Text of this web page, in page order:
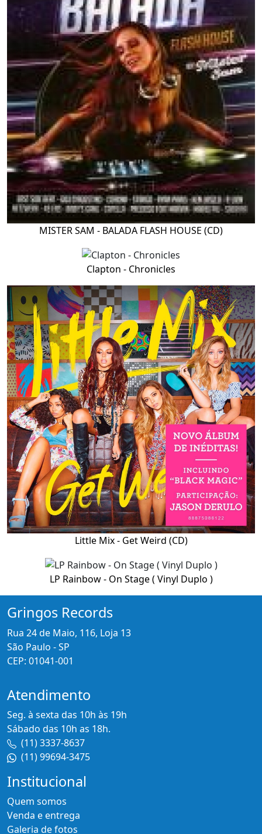
MISTER SAM - BALADA FLASH HOUSE (CD)
Clapton - Chronicles
Little Mix - Get Weird (CD)
LP Rainbow - On Stage ( Vinyl Duplo )
Gringos Records
Rua 24 de Maio, 116, Loja 13
São Paulo - SP
CEP: 01041-001
Atendimento
Seg. à sexta das 10h às 19h
Sábado das 10h as 18h.
(11) 3337-8637
(11) 99694-3475
Institucional
Quem somos
Venda e entrega
Galeria de fotos